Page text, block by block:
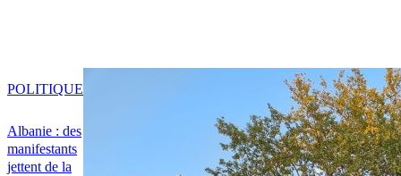
Albanie : des
manifestants
jettent de la
POLITIQUE